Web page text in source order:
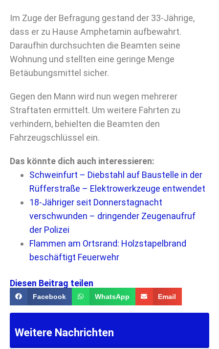
Im Zuge der Befragung gestand der 33-Jährige,
dass er zu Hause Amphetamin aufbewahrt.
Daraufhin durchsuchten die Beamten seine
Wohnung und stellten eine geringe Menge
Betäubungsmittel sicher.
Gegen den Mann wird nun wegen mehrerer
Straftaten ermittelt. Um weitere Fahrten zu
verhindern, behielten die Beamten den
Fahrzeugschlüssel ein.
Das könnte dich auch interessieren:
Schweinfurt – Diebstahl auf Baustelle in der
Rüfferstraße – Elektrowerkzeuge entwendet
18-Jähriger seit Donnerstagnacht
verschwunden – dringender Zeugenaufruf
der Polizei
Flammen am Ortsrand: Holzstapelbrand
beschäftigt Feuerwehr
Diesen Beitrag teilen
Facebook WhatsApp Email
Weitere Nachrichten